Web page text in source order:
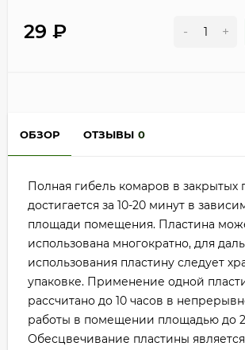
29 ₽ - +
ОБЗОР ОТЗЫВЫ 0
Полная гибель комаров в
достигается за 10-20 минут в
площади помещения. Пластина
использована многократно, для
использования пластину следует
упаковке. Применение одной
рассчитано до 10 часов в
работы в помещении площадью до
Обесцвечивание пластины